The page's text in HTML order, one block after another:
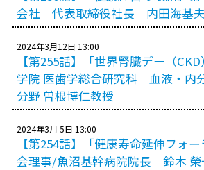
会社概要・ビジョン
お問い合わせ
会社 代表取締役社長 内田海基
2024年3月12日 13:00
【第255話】「世界腎臓デー（
学院 医歯学総合研究科 血液・内
分野 曽根博仁教授
2024年3月 5日 13:00
【第254話】「健康寿命延伸フォ
会理事/魚沼基幹病院院長 鈴木 榮